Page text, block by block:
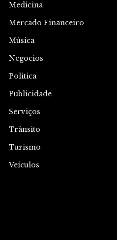
Medicina
Mercado Financeiro
Música
Negocios
Politica
Publicidade
Serviços
Trânsito
Turismo
Veículos